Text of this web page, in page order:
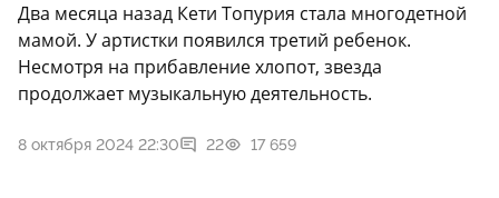
Два месяца назад Кети Топурия стала многодетной
мамой. У артистки появился третий ребенок.
Несмотря на прибавление хлопот, звезда
продолжает музыкальную деятельность.
8 октября 2024 22:30 22 17 659